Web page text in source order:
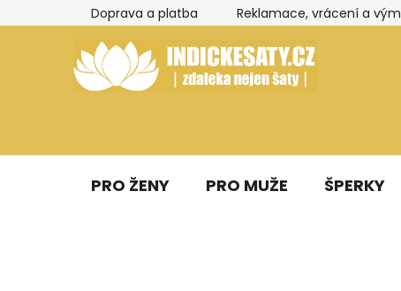
na
Doprava a platba Reklamace, vrácení a
PRO ŽENY PRO MUŽE ŠPERKY